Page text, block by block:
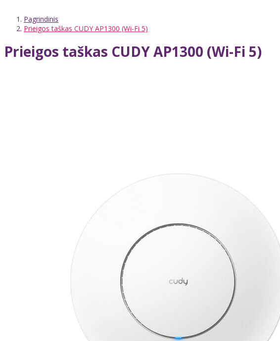
Pagrindinis
Prieigos taškas CUDY AP1300 (Wi-Fi 5)
Prieigos taškas CUDY AP1300 (Wi-Fi 5)